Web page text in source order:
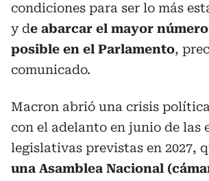
condiciones para ser lo más
y de abarcar el mayor
posible en el Parlamento,
comunicado.
Macron abrió una crisis
con el adelanto en junio de las
legislativas previstas en 2027,
una Asamblea Nacional